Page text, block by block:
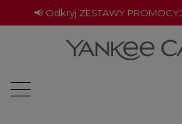
📢 Odkryj ZESTAWY